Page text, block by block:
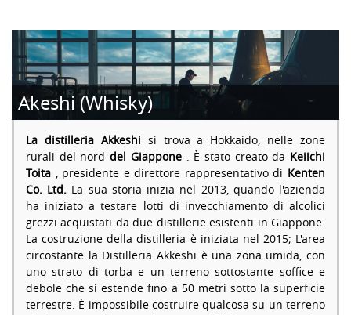
Akeshi (Whisky)
La distilleria Akkeshi si trova a Hokkaido, nelle zone
rurali del norddel Giappone. È stato creato da Keiichi
Toita , presidente e direttore rappresentativo di Kenten
Co. Ltd. La sua storia inizia nel 2013, quando l'azienda
ha iniziato a testare lotti di invecchiamento di alcolici
grezzi acquistati da due distillerie esistenti in Giappone.
La costruzione della distilleria è iniziata nel 2015; L'area
circostante la Distilleria Akkeshi è una zona umida, con
uno strato di torba e un terreno sottostante soffice e
debole che si estende fino a 50 metri sotto la superficie
terrestre. È impossibile costruire qualcosa su un terreno